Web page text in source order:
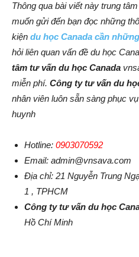
Thông qua bài viết này trung
muốn gửi đến bạn đọc những
kiện du học Canada cần
hỏi liên quan vấn đề du học
tâm tư vấn du học Canada
miễn phí. Công ty tư vấn du
nhân viên luôn sẵn sàng phục
huynh
Hotline: 0903070592
Email: admin@vnsava.com
Địa chỉ: 21 Nguyễn Trung
1 , TPHCM
Công ty tư vấn du học
Hồ Chí Minh